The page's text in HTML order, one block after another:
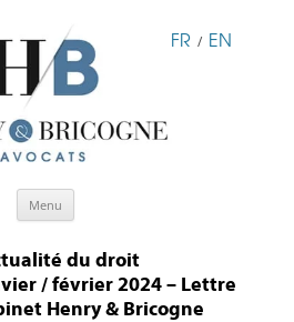
FR / EN
Menu
du droit
/ février 2024 – Lettre
Henry & Bricogne